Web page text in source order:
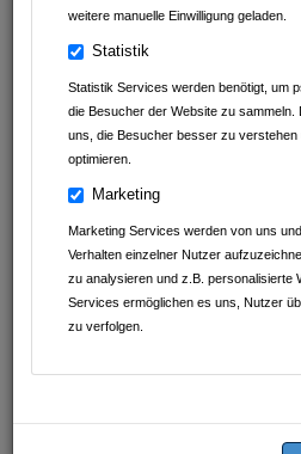
weitere manuelle Einwilligung geladen.
Statistik
Statistik Services werden benötigt, um
die Besucher der Website zu sammeln.
uns, die Besucher besser zu verstehen
optimieren.
Marketing
Marketing Services werden von uns
Verhalten einzelner Nutzer
zu analysieren und z.B. personalisierte
Services ermöglichen es uns, Nutzer
zu verfolgen.
Avdyli Immobilien
Abnehmen im Liegen Sinsheim
Geschmackvoll Food Club
Bäckerei Kipp GmbH
K&J Kompressionsversorgung